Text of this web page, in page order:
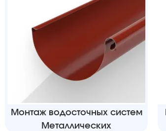
Монтаж водосточных систем
Металлических